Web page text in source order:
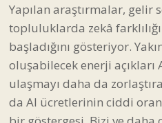
Yapılan araştırmalar, gelir
topluluklarda zekâ
başladığını gösteriyor.
oluşabilecek enerji açıkları
ulaşmayı daha da
da AI ücretlerinin ciddi